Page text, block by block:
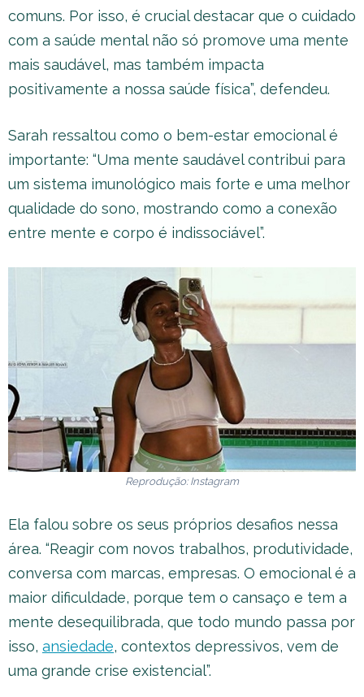
comuns. Por isso, é crucial destacar que o cuidado
com a saúde mental não só promove uma mente
mais saudável, mas também impacta
positivamente a nossa saúde física”, defendeu.
Sarah ressaltou como o bem-estar emocional é
importante: “Uma mente saudável contribui para
um sistema imunológico mais forte e uma melhor
qualidade do sono, mostrando como a conexão
entre mente e corpo é indissociável”.
Reprodução: Instagram
Ela falou sobre os seus próprios desafios nessa
área. “Reagir com novos trabalhos, produtividade,
conversa com marcas, empresas. O emocional é a
maior dificuldade, porque tem o cansaço e tem a
mente desequilibrada, que todo mundo passa por
isso, ansiedade, contextos depressivos, vem de
uma grande crise existencial”.